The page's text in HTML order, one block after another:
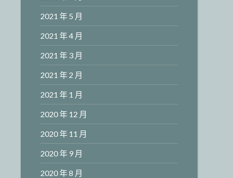
2021 年 5 月
2021 年 4 月
2021 年 3 月
2021 年 2 月
2021 年 1 月
2020 年 12 月
2020 年 11 月
2020 年 9 月
2020 年 8 月